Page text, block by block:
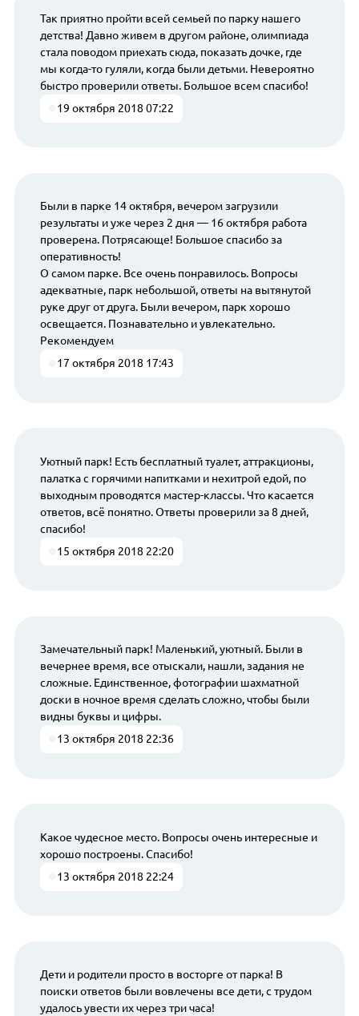
Так приятно пройти всей семьей по парку нашего
детства! Давно живем в другом районе, олимпиада
стала поводом приехать сюда, показать дочке, где
мы когда-то гуляли, когда были детьми. Невероятно
быстро проверили ответы. Большое всем спасибо!
19 октября 2018 07:22
Были в парке 14 октября, вечером загрузили
результаты и уже через 2 дня — 16 октября работа
проверена. Потрясающе! Большое спасибо за
оперативность!
О самом парке. Все очень понравилось. Вопросы
адекватные, парк небольшой, ответы на вытянутой
руке друг от друга. Были вечером, парк хорошо
освещается. Познавательно и увлекательно.
Рекомендуем
17 октября 2018 17:43
Уютный парк! Есть бесплатный туалет, аттракционы,
палатка с горячими напитками и нехитрой едой, по
выходным проводятся мастер-классы. Что касается
ответов, всё понятно. Ответы проверили за 8 дней,
спасибо!
15 октября 2018 22:20
Замечательный парк! Маленький, уютный. Были в
вечернее время, все отыскали, нашли, задания не
сложные. Единственное, фотографии шахматной
доски в ночное время сделать сложно, чтобы были
видны буквы и цифры.
13 октября 2018 22:36
Какое чудесное место. Вопросы очень интересные и
хорошо построены. Спасибо!
13 октября 2018 22:24
Дети и родители просто в восторге от парка! В
поиски ответов были вовлечены все дети, с трудом
удалось увести их через три часа!